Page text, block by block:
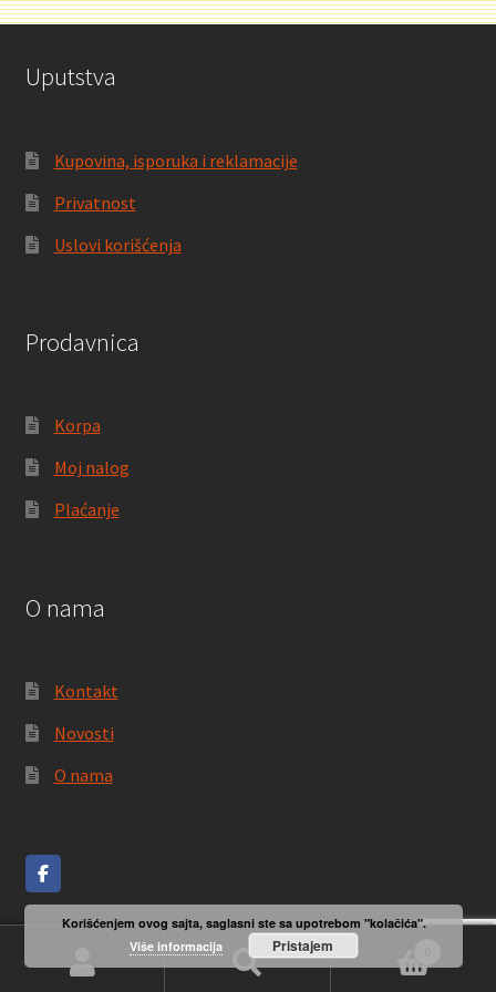
Uputstva
Kupovina, isporuka i reklamacije
Privatnost
Uslovi korišćenja
Prodavnica
Korpa
Moj nalog
Plaćanje
O nama
Kontakt
Novosti
O nama
© LOM 2016
Pretraga
Korišćenjem ovog sajta, saglasni ste sa upotrebom "kolačića".
Više informacija
Pristajem